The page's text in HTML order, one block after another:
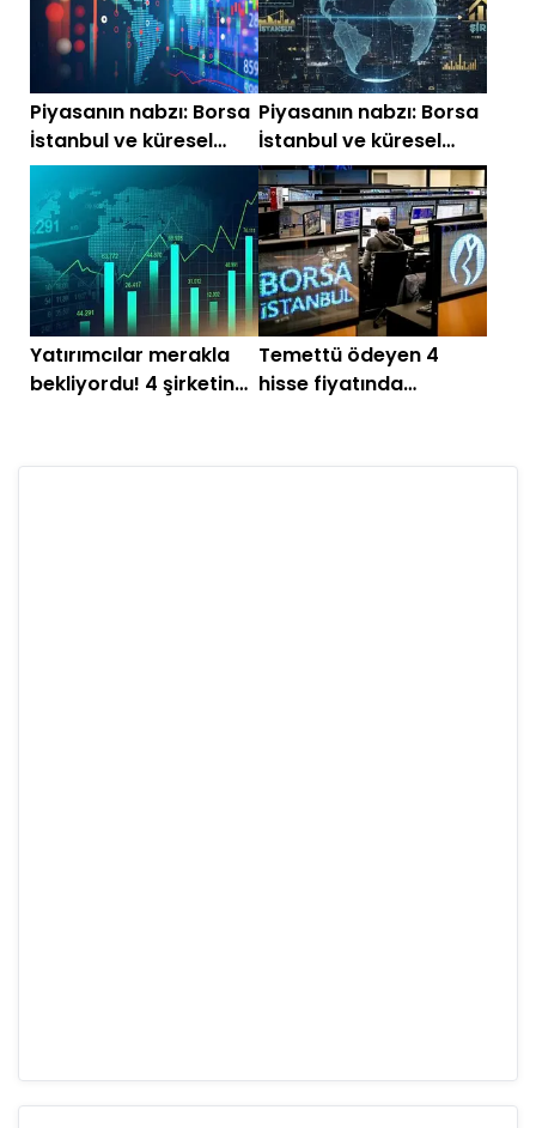
Piyasanın nabzı: Borsa
İstanbul ve küresel
piyasalarda gün
başlarken (30 Haziran)
Piyasanın nabzı: Borsa
İstanbul ve küresel
piyasalarda gün
başlarken (24 Haziran
2026)
Yatırımcılar merakla
bekliyordu! 4 şirketin
Temettü ödeyen 4
hisse fiyatında